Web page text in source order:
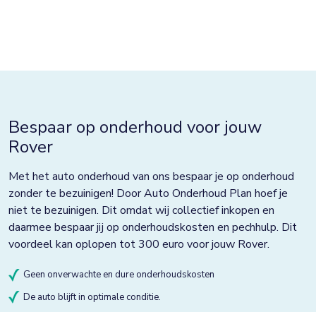
Bespaar op onderhoud voor jouw
Rover
Met het auto onderhoud van ons bespaar je op onderhoud
zonder te bezuinigen! Door Auto Onderhoud Plan hoef je
niet te bezuinigen. Dit omdat wij collectief inkopen en
daarmee bespaar jij op onderhoudskosten en pechhulp. Dit
voordeel kan oplopen tot 300 euro voor jouw Rover.
Geen onverwachte en dure onderhoudskosten
De auto blijft in optimale conditie.